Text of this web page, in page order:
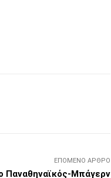
ΕΠΌΜΕΝΟ ΆΡΘΡΟ
Παναθηναϊκός-Μπάγερν